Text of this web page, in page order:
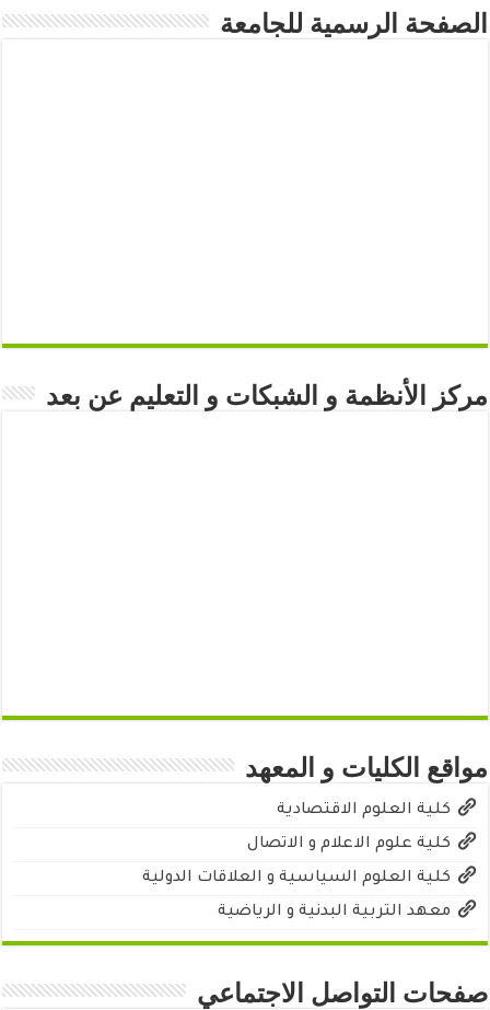
الصفحة الرسمية للجامعة
مركز الأنظمة و الشبكات و التعليم عن بعد
مواقع الكليات و المعهد
كلية العلوم الاقتصادية
كلية علوم الاعلام و الاتصال
كلية العلوم السياسية و العلاقات الدولية
معهد التربية البدنية و الرياضية
صفحات التواصل الاجتماعي